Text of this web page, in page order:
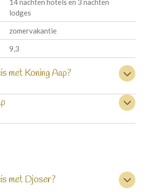
14 nachten hotels en 3 nachten
lodges
zomervakantie
9,3
met Koning Aap?
met Djoser?